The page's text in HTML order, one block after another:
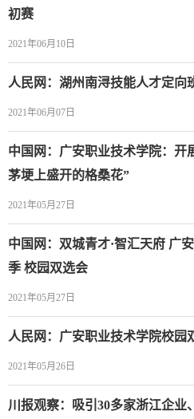
初赛
2021年06月10日
人民网：湖州南浔技能人才定向
2021年06月07日
中国网：广安职业技术学院：开
茅埂上盛开的格桑花”
2021年05月27日
中国网：双城青才·智汇天府 广
季 校园双选会
2021年05月27日
人民网：广安职业技术学院校园
2021年05月26日
川报观察：吸引30多家浙江企